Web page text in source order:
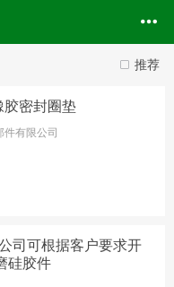
推荐
胶密封圈垫
件有限公司
司可根据客户要求开
硅胶件